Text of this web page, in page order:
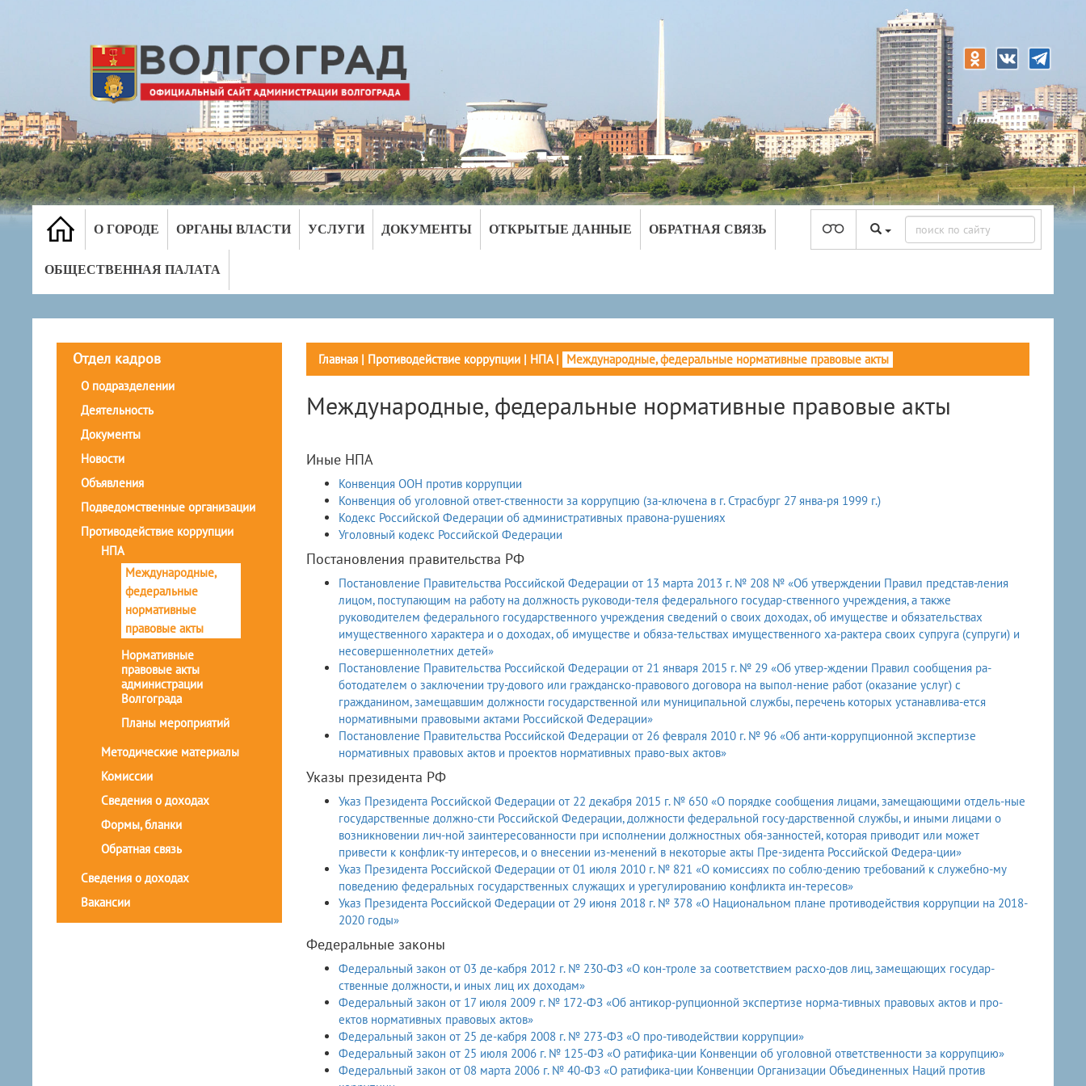
О ГОРОДЕ ОРГАНЫ ВЛАСТИ УСЛУГИ ДОКУМЕНТЫ ОТКРЫТЫЕ ДАННЫЕ ОБРАТНАЯ СВЯЗЬ
ОБЩЕСТВЕННАЯ ПАЛАТА
Отдел кадров
О подразделении
Деятельность
Документы
Новости
Объявления
Подведомственные организации
Противодействие коррупции
НПА
Международные,
федеральные
нормативные
правовые акты
Нормативные
правовые акты
администрации
Волгограда
Планы мероприятий
Методические материалы
Комиссии
Сведения о доходах
Формы, бланки
Обратная связь
Сведения о доходах
Вакансии
Главная| Противодействие коррупции| НПА| Международные, федеральные нормативные правовые акты
Международные, федеральные нормативные правовые акты
Иные НПА
Конвенция ООН против коррупции
Конвенция об уголовной ответ-ственности за коррупцию (за-ключена в г. Страсбург 27 янва-ря 1999 г.)
Кодекс Российской Федерации об административных правона-рушениях
Уголовный кодекс Российской Федерации
Постановления правительства РФ
Постановление Правительства Российской Федерации от 13 марта 2013 г. № 208 № «Об утверждении Правил представ-ления
лицом, поступающим на работу на должность руководи-теля федерального государ-ственного учреждения, а также
руководителем федерального государственного учреждения сведений о своих доходах, об имуществе и обязательствах
имущественного характера и о доходах, об имуществе и обяза-тельствах имущественного ха-рактера своих супруга (супруги) и
несовершеннолетних детей»
Постановление Правительства Российской Федерации от 21 января 2015 г. № 29 «Об утвер-ждении Правил сообщения ра-
ботодателем о заключении тру-дового или гражданско-правового договора на выпол-нение работ (оказание услуг) с
гражданином, замещавшим должности государственной или муниципальной службы, перечень которых устанавлива-ется
нормативными правовыми актами Российской Федерации»
Постановление Правительства Российской Федерации от 26 февраля 2010 г. № 96 «Об анти-коррупционной экспертизе
нормативных правовых актов и проектов нормативных право-вых актов»
Указы президента РФ
Указ Президента Российской Федерации от 22 декабря 2015 г. № 650 «О порядке сообщения лицами, замещающими отдель-ные
государственные должно-сти Российской Федерации, должности федеральной госу-дарственной службы, и иными лицами о
возникновении лич-ной заинтересованности при исполнении должностных обя-занностей, которая приводит или может
привести к конфлик-ту интересов, и о внесении из-менений в некоторые акты Пре-зидента Российской Федера-ции»
Указ Президента Российской Федерации от 01 июля 2010 г. № 821 «О комиссиях по соблю-дению требований к служебно-му
поведению федеральных государственных служащих и урегулированию конфликта ин-тересов»
Указ Президента Российской Федерации от 29 июня 2018 г. № 378 «О Национальном плане противодействия коррупции на 2018-
2020 годы»
Федеральные законы
Федеральный закон от 03 де-кабря 2012 г. № 230-ФЗ «О кон-троле за соответствием расхо-дов лиц, замещающих государ-
ственные должности, и иных лиц их доходам»
Федеральный закон от 17 июля 2009 г. № 172-ФЗ «Об антикор-рупционной экспертизе норма-тивных правовых актов и про-
ектов нормативных правовых актов»
Федеральный закон от 25 де-кабря 2008 г. № 273-ФЗ «О про-тиводействии коррупции»
Федеральный закон от 25 июля 2006 г. № 125-ФЗ «О ратифика-ции Конвенции об уголовной ответственности за коррупцию»
Федеральный закон от 08 марта 2006 г. № 40-ФЗ «О ратифика-ции Конвенции Организации Объединенных Наций против